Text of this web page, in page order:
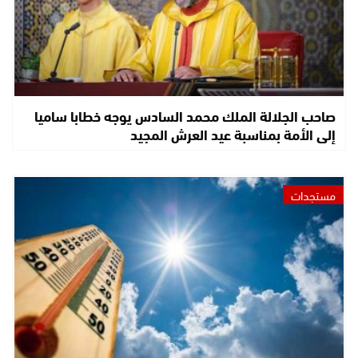
صاحب الجلالة الملك محمد السادس يوجه خطابا ساميا
إلى الأمة بمناسبة عيد العرش المجيد
مستجدات